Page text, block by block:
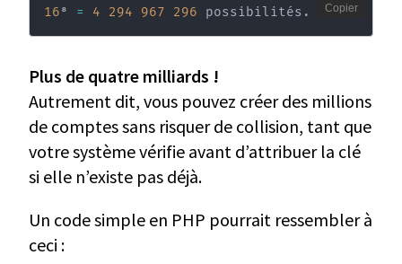
16⁸ = 4 294 967 296 possibilités. Copier
Plus de quatre milliards !
Autrement dit, vous pouvez créer des millions
de comptes sans risquer de collision, tant que
votre système vérifie avant d’attribuer la clé
si elle n’existe pas déjà.
Un code simple en PHP pourrait ressembler à
ceci :